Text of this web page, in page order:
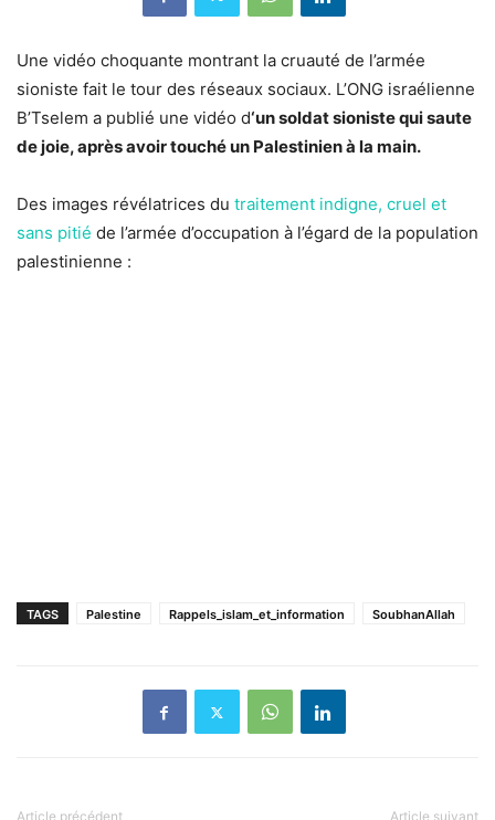
Une vidéo choquante montrant la cruauté de l’armée
sioniste fait le tour des réseaux sociaux. L’ONG israélienne
B’Tselem a publié une vidéo d‘un soldat sioniste qui saute
de joie, après avoir touché un Palestinien à la main.
Des images révélatrices du traitement indigne, cruel et
sans pitié de l’armée d’occupation à l’égard de la population
palestinienne :
TAGS Palestine Rappels_islam_et_information SoubhanAllah
Article précédent Article suivant